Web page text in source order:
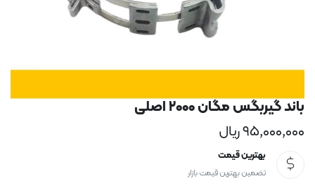
باند گیربگس مگان ۲۰۰۰ اصلی
۹۵,۰۰۰,۰۰۰ریال
بهترین قیمت
تضمین بهترین قیمت بازار